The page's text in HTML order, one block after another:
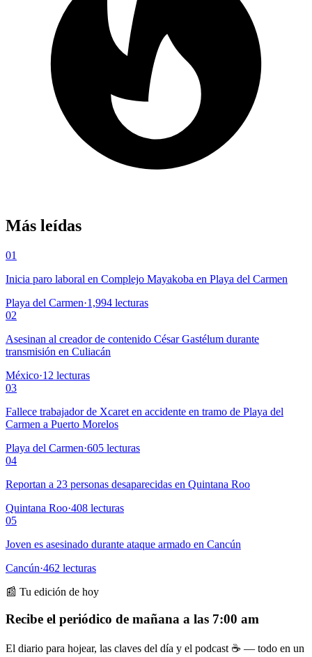
Más leídas
01
Inicia paro laboral en Complejo Mayakoba en Playa del Carmen
Playa del Carmen·1,994 lecturas
02
Asesinan al creador de contenido César Gastélum durante
transmisión en Culiacán
México·12 lecturas
03
Fallece trabajador de Xcaret en accidente en tramo de Playa del
Carmen a Puerto Morelos
Playa del Carmen·605 lecturas
04
Reportan a 23 personas desaparecidas en Quintana Roo
Quintana Roo·408 lecturas
05
Joven es asesinado durante ataque armado en Cancún
Cancún·462 lecturas
📰 Tu edición de hoy
Recibe el periódico de mañana a las 7:00 am
El diario para hojear, las claves del día y el podcast ☕ — todo en un